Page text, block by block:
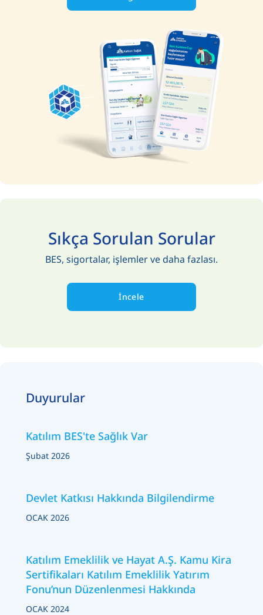
Sıkça Sorulan Sorular
BES, sigortalar, işlemler ve daha fazlası.
İncele
Duyurular
Katılım BES'te Sağlık Var
Şubat 2026
Devlet Katkısı Hakkında Bilgilendirme
OCAK 2026
Katılım Emeklilik ve Hayat A.Ş. Kamu Kira
Sertifikaları Katılım Emeklilik Yatırım
Fonu’nun Düzenlenmesi Hakkında
OCAK 2024